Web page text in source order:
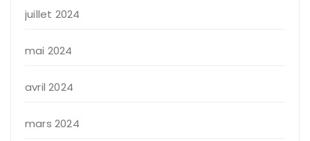
juillet 2024
mai 2024
avril 2024
mars 2024